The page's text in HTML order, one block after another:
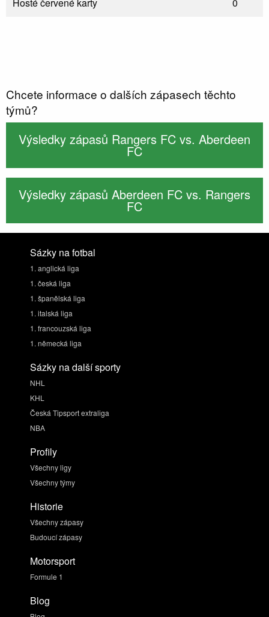
Chcete informace o dalších zápasech těchto
týmů?
Výsledky zápasů Rangers FC vs. Aberdeen
FC
Výsledky zápasů Aberdeen FC vs. Rangers
FC
Sázky na fotbal
1. anglická liga
1. česká liga
1. španělská liga
1. italská liga
1. francouzská liga
1. německá liga
Sázky na další sporty
NHL
KHL
Česká Tipsport extraliga
NBA
Profily
Všechny ligy
Všechny týmy
Historie
Všechny zápasy
Budoucí zápasy
Motorsport
Formule 1
Blog